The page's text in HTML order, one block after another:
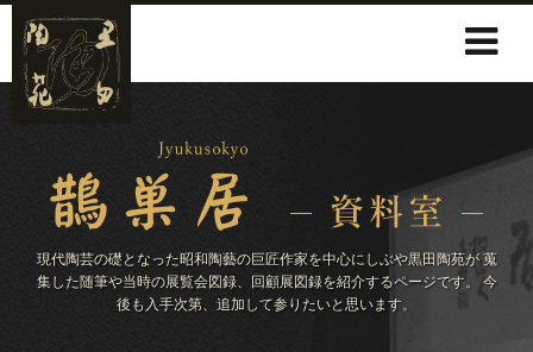
現代陶芸の礎となった昭和陶藝の巨匠作家を中心にしぶや黒田陶苑が蒐
集した随筆や当時の展覧会図録、回顧展図録を紹介するページです。
今
後も入手次第、追加して参りたいと思います。